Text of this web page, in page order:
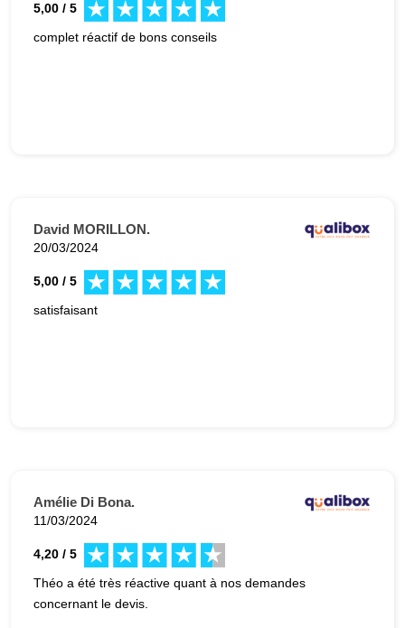
5,00 / 5
complet réactif de bons conseils
David MORILLON.
20/03/2024
5,00 / 5
satisfaisant
Amélie Di Bona.
11/03/2024
4,20 / 5
Théo a été très réactive quant à nos demandes
concernant le devis.